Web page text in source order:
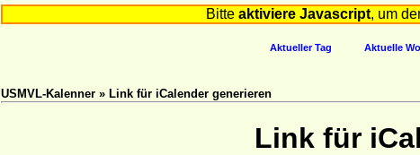
Bitte aktiviere Javascript, um
Aktueller Tag Aktuelle
USMVL-Kalenner » Link für iCalender generieren
Link für